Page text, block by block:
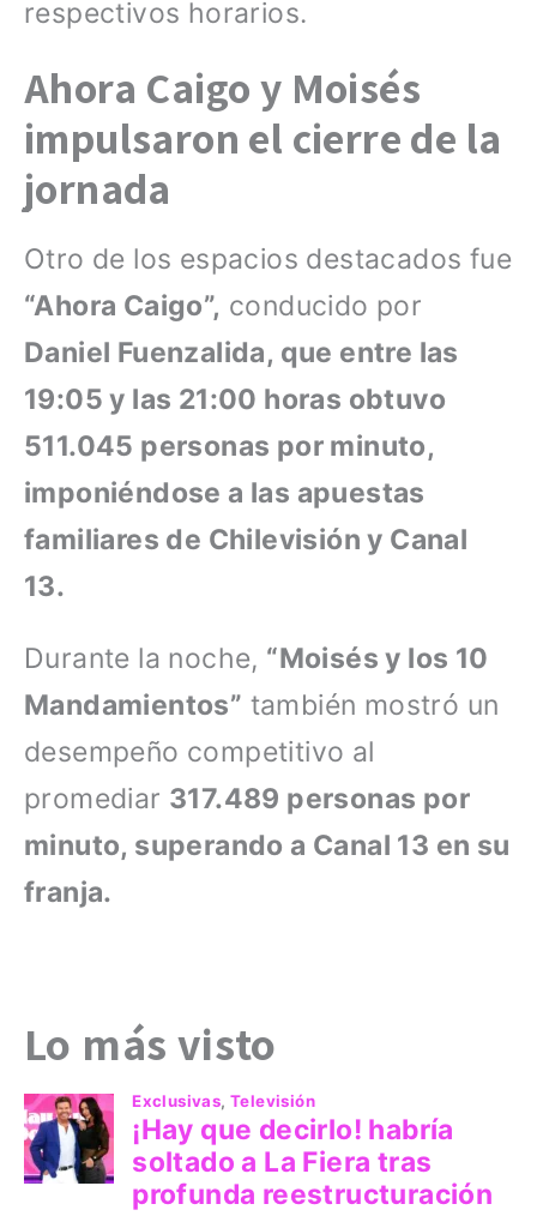
respectivos horarios.
Ahora Caigo y Moisés
impulsaron el cierre de la
jornada
Otro de los espacios destacados fue
“Ahora Caigo”, conducido por
Daniel Fuenzalida, que entre las
19:05 y las 21:00 horas obtuvo
511.045 personas por minuto,
imponiéndose a las apuestas
familiares de Chilevisión y Canal
13.
Durante la noche, “Moisés y los 10
Mandamientos” también mostró un
desempeño competitivo al
promediar 317.489 personas por
minuto, superando a Canal 13 en su
franja.
Lo más visto